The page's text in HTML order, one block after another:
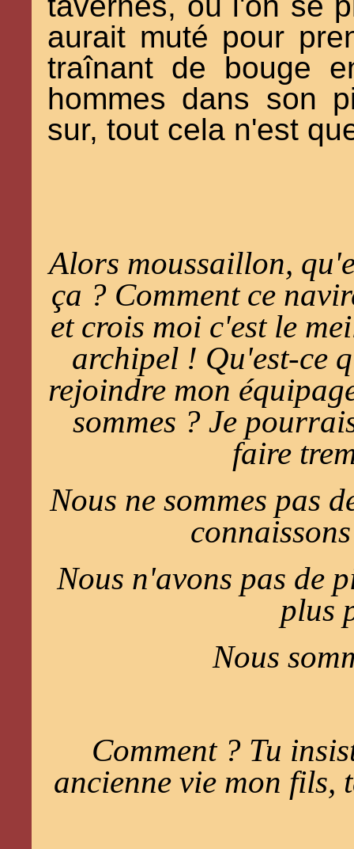
aurait muté pour
traînant de bouge
hommes dans son
sur, tout cela n'est
Alors moussaillon,
ça ? Comment ce
et crois moi c'est le
archipel ! Qu'est-ce
rejoindre mon
sommes ? Je
faire
Nous ne sommes pas
Nous n'avons pas de
plus
Nous
Comment ? Tu
ancienne vie mon fils,